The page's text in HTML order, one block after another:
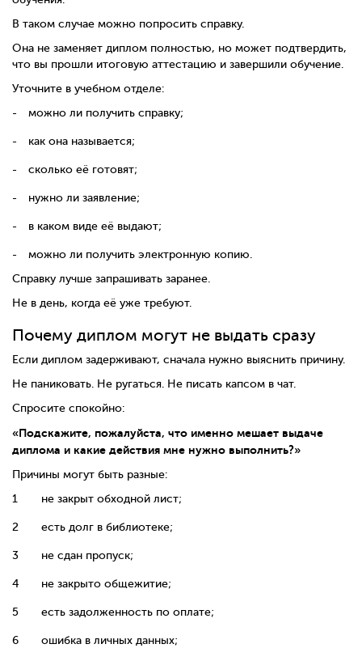
В таком случае можно попросить справку.
Она не заменяет диплом полностью, но может подтвердить,
что вы прошли итоговую аттестацию и завершили обучение.
Уточните в учебном отделе:
можно ли получить справку;
как она называется;
сколько её готовят;
нужно ли заявление;
в каком виде её выдают;
можно ли получить электронную копию.
Справку лучше запрашивать заранее.
Не в день, когда её уже требуют.
Почему диплом могут не выдать сразу
Если диплом задерживают, сначала нужно выяснить причину.
Не паниковать. Не ругаться. Не писать капсом в чат.
Спросите спокойно:
«Подскажите, пожалуйста, что именно мешает выдаче
диплома и какие действия мне нужно выполнить?»
Причины могут быть разные:
не закрыт обходной лист;
есть долг в библиотеке;
не сдан пропуск;
не закрыто общежитие;
есть задолженность по оплате;
ошибка в личных данных;